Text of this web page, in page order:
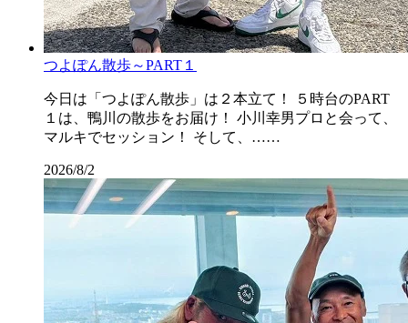
つよぽん散歩～PART１
今日は「つよぽん散歩」は２本立て！ ５時台のPART
１は、鴨川の散歩をお届け！ 小川幸男プロと会って、
マルキでセッション！ そして、……
2026/8/2